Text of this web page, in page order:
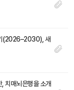
(2026–2030), 새
치매뇌은행을 소개